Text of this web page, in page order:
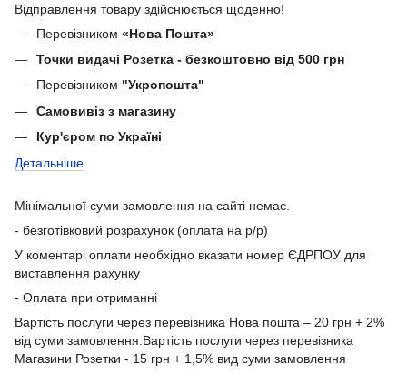
Відправлення товару здійснюється щоденно!
Перевізником «Нова Пошта»
Точки видачі Розетка - безкоштовно від 500 грн
Перевізником "Укропошта"
Самовивіз з магазину
Кур'єром по Україні
Детальніше
Мінімальної суми замовлення на сайті немає.
- безготівковий розрахунок (оплата на р/р)
У коментарі оплати необхідно вказати номер ЄДРПОУ для
виставлення рахунку
- Оплата при отриманні
Вартість послуги через перевізника Нова пошта – 20 грн + 2%
від суми замовлення.Вартість послуги через перевізника
Магазини Розетки - 15 грн + 1,5% вид суми замовлення